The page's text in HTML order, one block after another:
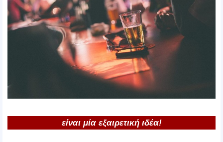
είναι μία εξαιρετική ιδέα!